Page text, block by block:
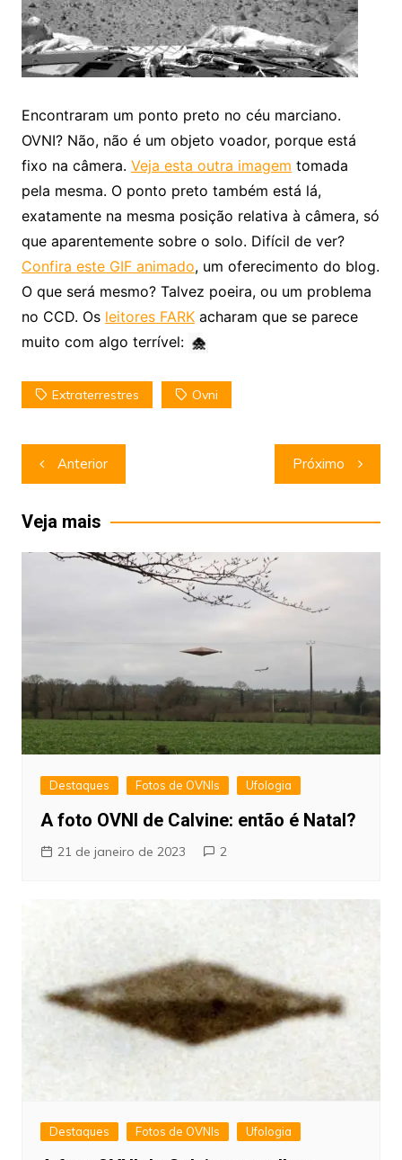
Encontraram um ponto preto no céu marciano.
OVNI? Não, não é um objeto voador, porque está
fixo na câmera. Veja esta outra imagem tomada
pela mesma. O ponto preto também está lá,
exatamente na mesma posição relativa à câmera, só
que aparentemente sobre o solo. Difícil de ver?
Confira este GIF animado, um oferecimento do blog.
O que será mesmo? Talvez poeira, ou um problema
no CCD. Os leitores FARKacharam que se parece
muito com algo terrível:
Extraterrestres Ovni
Navegação
de
Post
Anterior Próximo
Veja mais
Destaques Fotos de OVNIs Ufologia
A foto OVNI de Calvine: então é Natal?
21 de janeiro de 2023 2
Destaques Fotos de OVNIs Ufologia